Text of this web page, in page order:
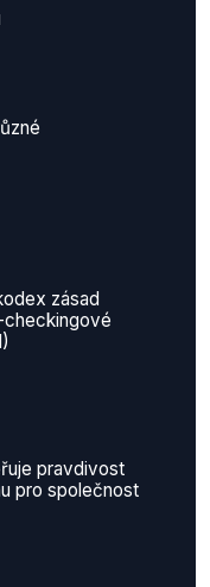
zásad
pravdivost
pro společnost